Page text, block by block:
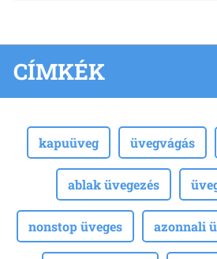
CÍMKÉK
kapuüveg üvegvágás
ablak üvegezés
nonstop üveges azonnali